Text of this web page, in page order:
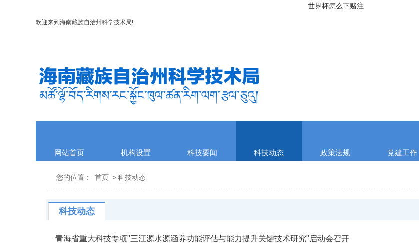
世界杯怎么下赌注
欢迎来到 海南藏族自治州科学技术局!
网站首页 机构设置 科技要闻 科技动态 政策法规 党建工作
您的位置： 首页 >科技动态
科技动态
青海省重大科技专项"三江源水源涵养功能评估与能力提升关键技术研究"启动会召开